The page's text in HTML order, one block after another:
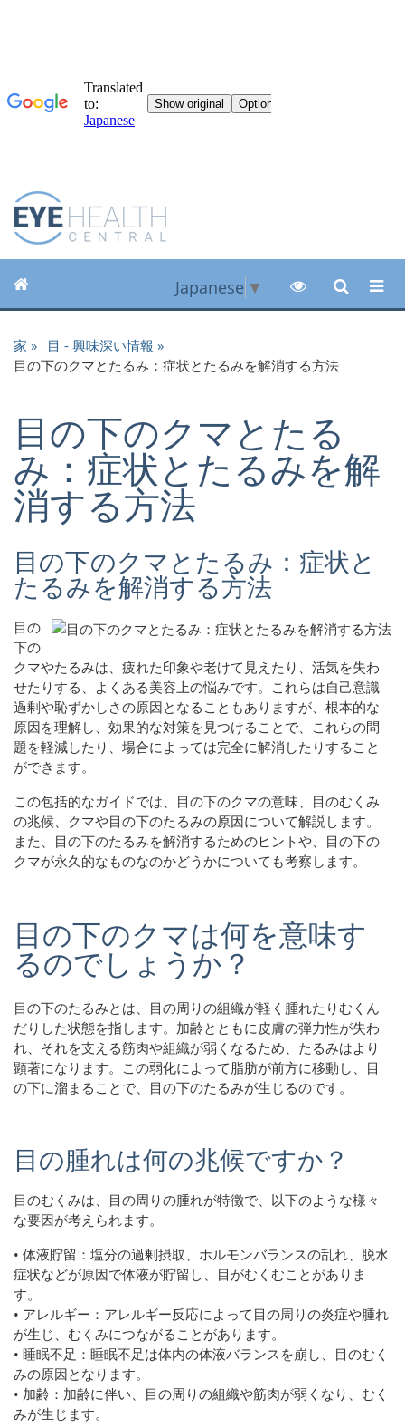
Japanese ▼
家
目 - 興味深い情報
目の下のクマとたるみ：症状とたるみを解消する方法
目の下のクマとたる
み：症状とたるみを解
消する方法
目の下のクマとたるみ：症状と
たるみを解消する方法
目の
下の
クマやたるみは、疲れた印象や老けて見えたり、活気を失わ
せたりする、よくある美容上の悩みです。これらは自己意識
過剰や恥ずかしさの原因となることもありますが、根本的な
原因を理解し、効果的な対策を見つけることで、これらの問
題を軽減したり、場合によっては完全に解消したりすること
ができます。
この包括的なガイドでは、目の下のクマの意味、目のむくみ
の兆候、クマや目の下のたるみの原因について解説します。
また、目の下のたるみを解消するためのヒントや、目の下の
クマが永久的なものなのかどうかについても考察します。
目の下のクマは何を意味す
るのでしょうか？
目の下のたるみとは、目の周りの組織が軽く腫れたりむくん
だりした状態を指します。加齢とともに皮膚の弾力性が失わ
れ、それを支える筋肉や組織が弱くなるため、たるみはより
顕著になります。この弱化によって脂肪が前方に移動し、目
の下に溜まることで、目の下のたるみが生じるのです。
目の腫れは何の兆候ですか？
目のむくみは、目の周りの腫れが特徴で、以下のような様々
な要因が考えられます。
• 体液貯留：塩分の過剰摂取、ホルモンバランスの乱れ、脱水
症状などが原因で体液が貯留し、目がむくむことがありま
す。
• アレルギー：アレルギー反応によって目の周りの炎症や腫れ
が生じ、むくみにつながることがあります。
• 睡眠不足：睡眠不足は体内の体液バランスを崩し、目のむく
みの原因となります。
• 加齢：加齢に伴い、目の周りの組織や筋肉が弱くなり、むく
みが生じます。